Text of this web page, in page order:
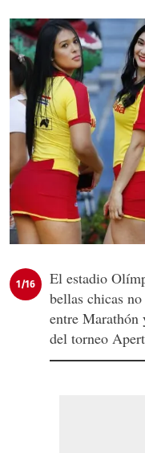
1/16
El estadio
bellas chicas
entre Marathón
del torneo